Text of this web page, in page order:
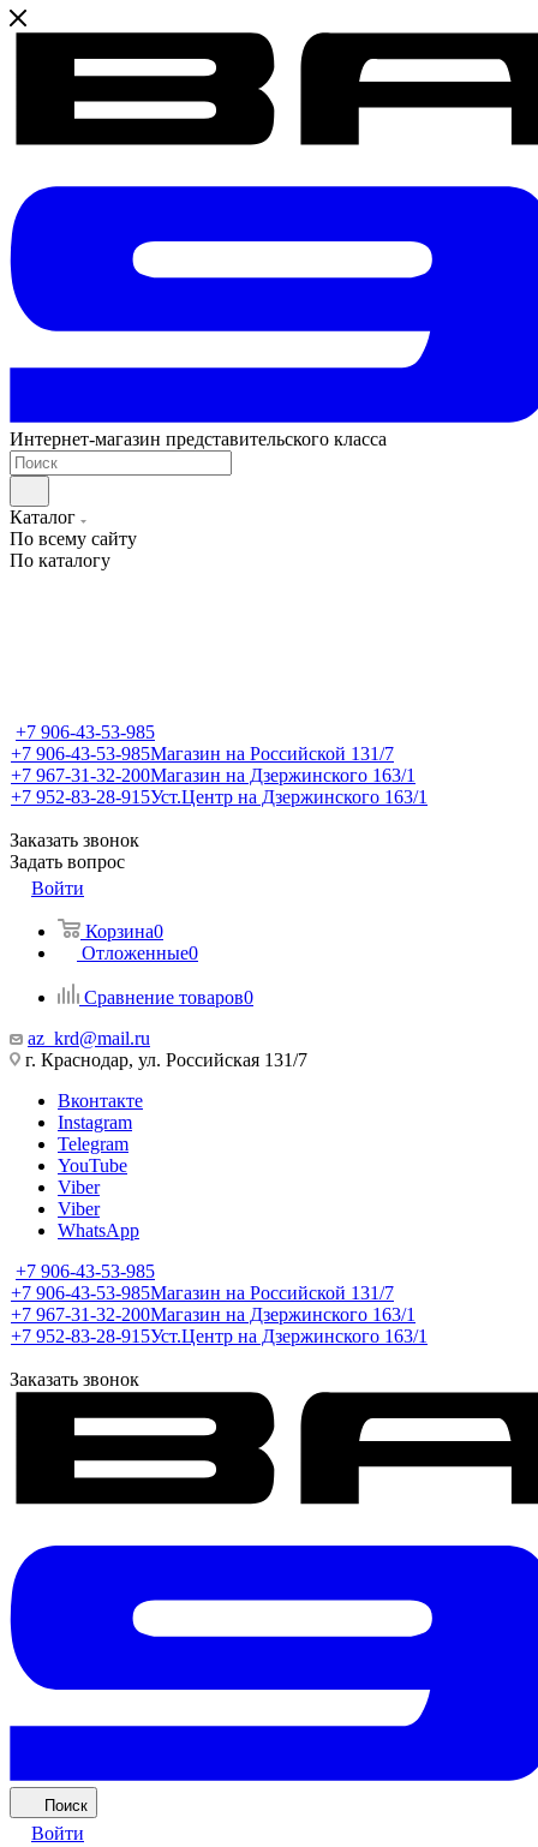
Интернет-магазин представительского класса
Каталог
По всему сайту
По каталогу
+7 906-43-53-985
+7 906-43-53-985Магазин на Российской 131/7
+7 967-31-32-200Магазин на Дзержинского 163/1
+7 952-83-28-915Уст.Центр на Дзержинского 163/1
Заказать звонок
Задать вопрос
Войти
Корзина0
Отложенные0
Сравнение товаров0
az_krd@mail.ru
г. Краснодар, ул. Российская 131/7
Вконтакте
Instagram
Telegram
YouTube
Viber
Viber
WhatsApp
+7 906-43-53-985
+7 906-43-53-985Магазин на Российской 131/7
+7 967-31-32-200Магазин на Дзержинского 163/1
+7 952-83-28-915Уст.Центр на Дзержинского 163/1
Заказать звонок
Поиск
Войти